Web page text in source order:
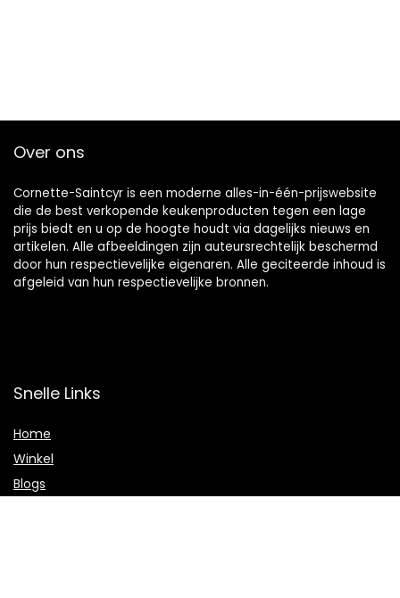
Over ons
Cornette-Saintcyr is een moderne alles-in-één-prijswebsite
die de best verkopende keukenproducten tegen een lage
prijs biedt en u op de hoogte houdt via dagelijks nieuws en
artikelen. Alle afbeeldingen zijn auteursrechtelijk beschermd
door hun respectievelijke eigenaren. Alle geciteerde inhoud is
afgeleid van hun respectievelijke bronnen.
Snelle Links
Home
Winkel
Blogs